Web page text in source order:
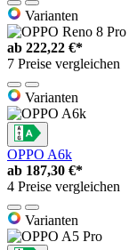
Varianten
ab 222,22 €*
7 Preise vergleichen
Varianten
OPPO A6k
ab 187,30 €*
4 Preise vergleichen
Varianten